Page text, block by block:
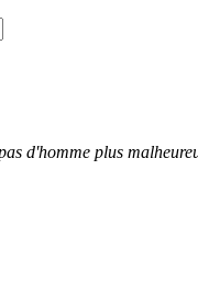
d'homme plus